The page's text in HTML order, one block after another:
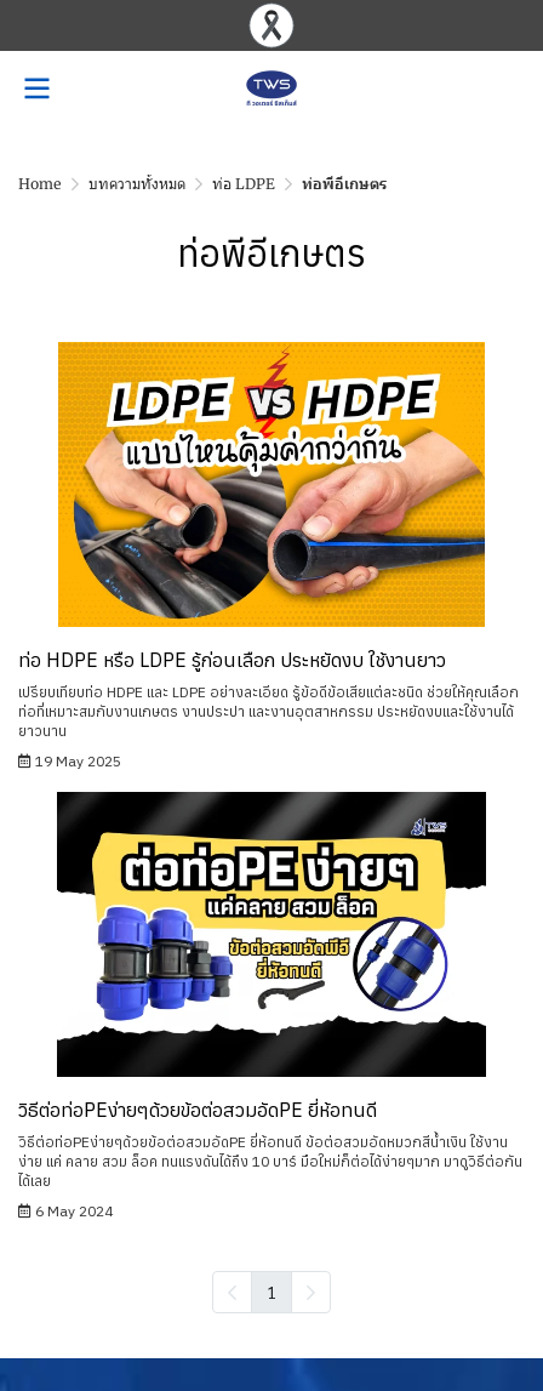
Home บทความทั้งหมด ท่อ LDPE ท่อพีอีเกษตร
ท่อพีอีเกษตร
ท่อ HDPE หรือ LDPE รู้ก่อนเลือก ประหยัดงบ ใช้งานยาว
เปรียบเทียบท่อ HDPE และ LDPE อย่างละเอียด รู้ข้อดีข้อเสียแต่ละชนิด ช่วยให้คุณเลือก
ท่อที่เหมาะสมกับงานเกษตร งานประปา และงานอุตสาหกรรม ประหยัดงบและใช้งานได้
ยาวนาน
19 May 2025
วิธีต่อท่อPEง่ายๆด้วยข้อต่อสวมอัดPE ยี่ห้อทนดี
วิธีต่อท่อPEง่ายๆด้วยข้อต่อสวมอัดPE ยี่ห้อทนดี ข้อต่อสวมอัดหมวกสีน้ำเงิน ใช้งาน
ง่าย แค่ คลาย สวม ล็อค ทนแรงดันได้ถึง 10 บาร์ มือใหม่ก็ต่อได้ง่ายๆมาก มาดูวิธีต่อกัน
ได้เลย
6 May 2024
1